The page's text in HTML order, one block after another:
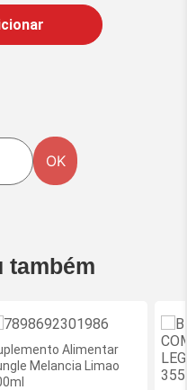
OK
também
Alimentar
Melancia Limao